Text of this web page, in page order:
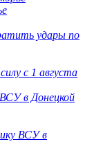
удары по
с 1 августа
ВСУ в Донецкой